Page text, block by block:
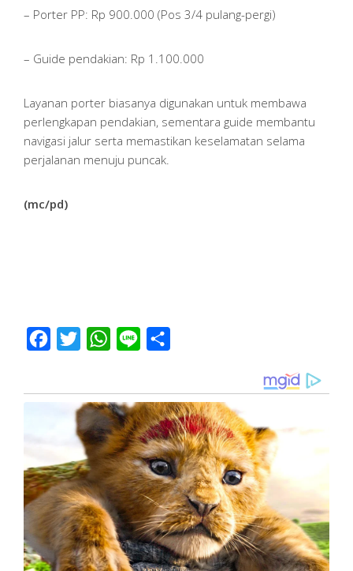
– Porter PP: Rp 900.000 (Pos 3/4 pulang-pergi)
– Guide pendakian: Rp 1.100.000
Layanan porter biasanya digunakan untuk membawa
perlengkapan pendakian, sementara guide membantu
navigasi jalur serta memastikan keselamatan selama
perjalanan menuju puncak.
(mc/pd)
Facebook
Twitter WhatsApp
Line